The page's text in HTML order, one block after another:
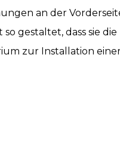
an der
so gestaltet, dass sie
zur Installation